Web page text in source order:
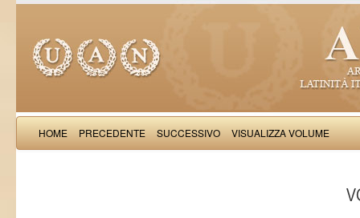
HOME PRECEDENTE SUCCESSIVO VISUALIZZA VOLUME